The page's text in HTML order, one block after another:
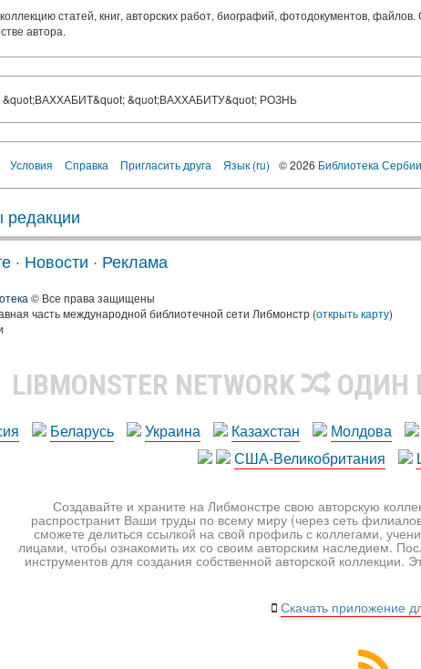
статей, книг, авторских работ, биографий, фотодокументов,
автора.
&quot;ВАХХАБИТ&quot; &quot;ВАХХАБИТУ&quot; РОЗНЬ
Условия Справка Пригласить друга Язык (ru) © 2026 Библиотека Сербии
редакции
· Новости · Реклама
© Все права защищены
часть международной библиотечной сети Либмонстр (открыть карту)
LIBMONSTER NETWORK ОДИН
Беларусь Украина Казахстан Молдова
США-Великобритания
Создавайте и храните на Либмонстре свою авторскую
распространит Ваши труды по всему миру (через сеть
сможете делиться ссылкой на свой профиль с коллегами,
лицами, чтобы ознакомить их со своим авторским наследием.
инструментов для создания собственной авторской коллекции.
Скачать приложение